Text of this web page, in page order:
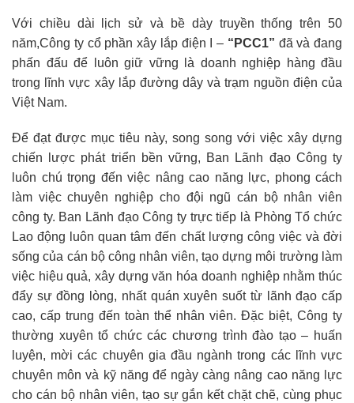
Với chiều dài lịch sử và bề dày truyền thống trên 50
năm,Công ty cổ phần xây lắp điện I – “PCC1” đã và đang
phấn đấu để luôn giữ vững là doanh nghiệp hàng đầu
trong lĩnh vực xây lắp đường dây và trạm nguồn điện của
Việt Nam.
Để đạt được mục tiêu này, song song với việc xây dựng
chiến lược phát triển bền vững, Ban Lãnh đạo Công ty
luôn chú trọng đến việc nâng cao năng lực, phong cách
làm việc chuyên nghiệp cho đội ngũ cán bộ nhân viên
công ty. Ban Lãnh đạo Công ty trực tiếp là Phòng Tổ chức
Lao động luôn quan tâm đến chất lượng công việc và đời
sống của cán bộ công nhân viên, tạo dựng môi trường làm
việc hiệu quả, xây dựng văn hóa doanh nghiệp nhằm thúc
đẩy sự đồng lòng, nhất quán xuyên suốt từ lãnh đạo cấp
cao, cấp trung đến toàn thể nhân viên. Đặc biệt, Công ty
thường xuyên tổ chức các chương trình đào tạo – huấn
luyện, mời các chuyên gia đầu ngành trong các lĩnh vực
chuyên môn và kỹ năng để ngày càng nâng cao năng lực
cho cán bộ nhân viên, tạo sự gắn kết chặt chẽ, cùng phục